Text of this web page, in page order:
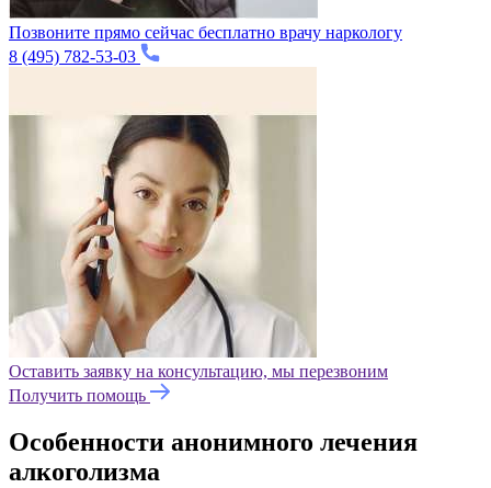
Позвоните прямо сейчас бесплатно врачу наркологу
8 (495) 782-53-03
Оставить заявку на консультацию, мы перезвоним
Получить помощь
Особенности анонимного лечения
алкоголизма